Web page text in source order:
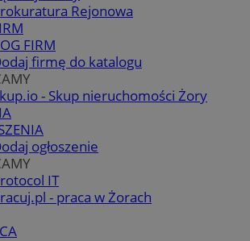
Rejonowa
FIRM
firmę do katalogu
- Skup nieruchomości Żory
ogłoszenie
IT
- praca w Żorach